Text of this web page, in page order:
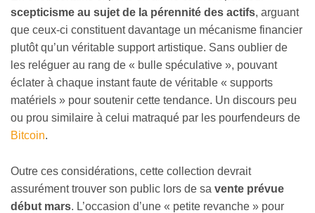
scepticisme au sujet de la pérennité des actifs, arguant
que ceux-ci constituent davantage un mécanisme financier
plutôt qu’un véritable support artistique. Sans oublier de
les reléguer au rang de « bulle spéculative », pouvant
éclater à chaque instant faute de véritable « supports
matériels » pour soutenir cette tendance. Un discours peu
ou prou similaire à celui matraqué par les pourfendeurs de
Bitcoin.
Outre ces considérations, cette collection devrait
assurément trouver son public lors de sa vente prévue
début mars. L’occasion d’une « petite revanche » pour